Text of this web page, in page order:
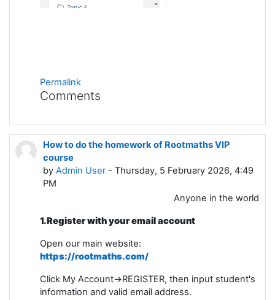
Permalink
Comments
How to do the homework of Rootmaths VIP
course
by Admin User- Thursday, 5 February 2026, 4:49
PM
Anyone in the world
1.Register with your email account
Open our main website:
https://rootmaths.com/
Click My Account->REGISTER, then input student's
information and valid email address.